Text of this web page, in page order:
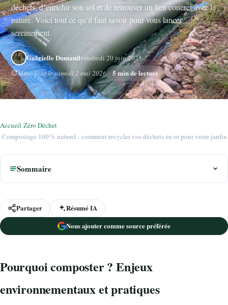
déchets, d’enrichir son sol et de retrouver un lien concret avec la
nature. Voici tout ce qu’il faut savoir pour vous lancer
sereinement.
Gabrielle Dumanilvendredi 20 juin 2025
Mis à jour le samedi 2 mai 2026
5 min de lecture
Accueil›Zéro Déchet
›Compostage 100 % naturel : comment recycler vos déchets en or pour votre jardin
Sommaire
Partager
Résumé IA
Nous ajouter comme source préférée
Pourquoi composter ? Enjeux
environnementaux et pratiques